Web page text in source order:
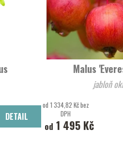
DETAIL
Malus
jabloň
od 1 334,82 Kč bez
DPH
od 1 495 Kč